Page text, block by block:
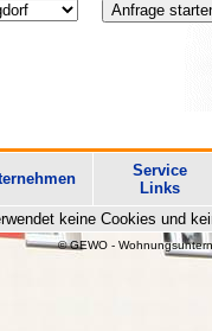
Service
Links
keine Cookies und
© GEWO -